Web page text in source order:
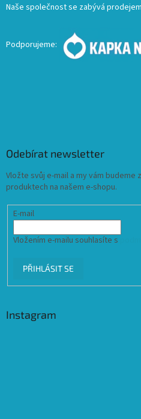
Naše společnost se zabývá
Podporujeme:
Odebírat newsletter
Vložte svůj e-mail a my vám budeme
produktech na našem e-shopu.
E-mail
Vložením e-mailu souhlasíte s
PŘIHLÁSIT SE
Instagram